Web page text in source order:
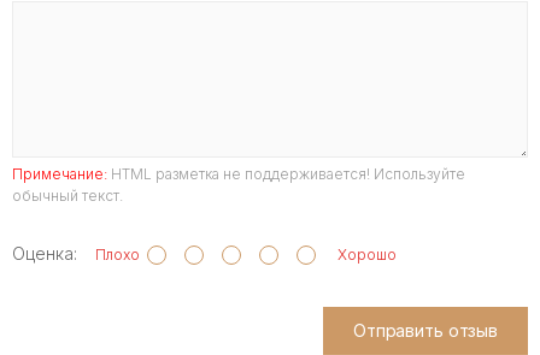
Примечание: HTML разметка не поддерживается! Используйте
обычный текст.
Оценка: Плохо Хорошо
Отправить отзыв